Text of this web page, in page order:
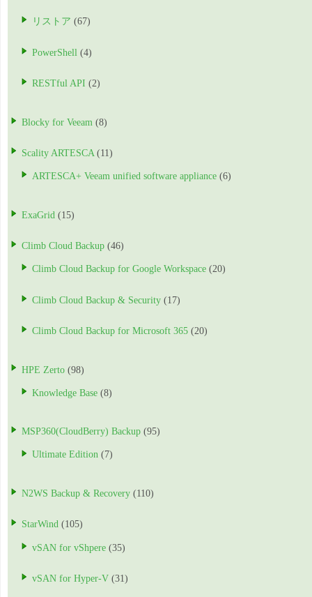
リストア (67)
PowerShell (4)
RESTful API (2)
Blocky for Veeam (8)
Scality ARTESCA (11)
ARTESCA+ Veeam unified software appliance (6)
ExaGrid (15)
Climb Cloud Backup (46)
Climb Cloud Backup for Google Workspace (20)
Climb Cloud Backup & Security (17)
Climb Cloud Backup for Microsoft 365 (20)
HPE Zerto (98)
Knowledge Base (8)
MSP360(CloudBerry) Backup (95)
Ultimate Edition (7)
N2WS Backup & Recovery (110)
StarWind (105)
vSAN for vShpere (35)
vSAN for Hyper-V (31)